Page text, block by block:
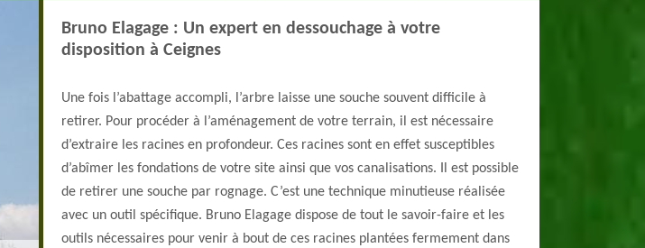
Bruno Elagage : Un expert en dessouchage à votre
disposition à Ceignes
Une fois l’abattage accompli, l’arbre laisse une souche souvent difficile à
retirer. Pour procéder à l’aménagement de votre terrain, il est nécessaire
d’extraire les racines en profondeur. Ces racines sont en effet susceptibles
d’abîmer les fondations de votre site ainsi que vos canalisations. Il est possible
de retirer une souche par rognage. C’est une technique minutieuse réalisée
avec un outil spécifique. Bruno Elagage dispose de tout le savoir-faire et les
outils nécessaires pour venir à bout de ces racines plantées fermement dans